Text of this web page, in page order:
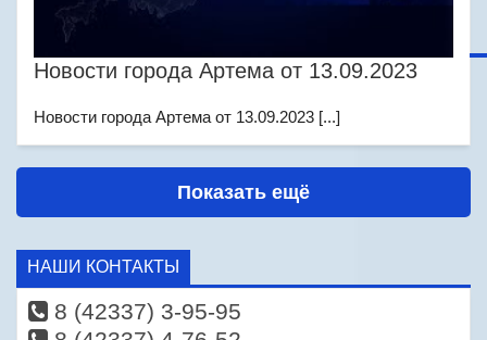
Новости города Артема от 13.09.2023
Новости города Артема от 13.09.2023 [...]
Показать ещё
НАШИ КОНТАКТЫ
8 (42337) 3-95-95